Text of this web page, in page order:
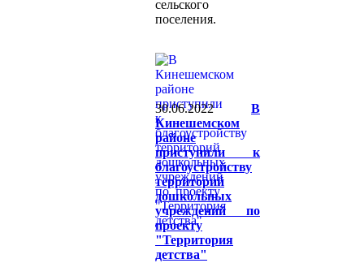
сельского
поселения.
30.06.2022
В
Кинешемском
районе
приступили к
благоустройству
территорий
дошкольных
учреждений по
проекту
"Территория
детства"